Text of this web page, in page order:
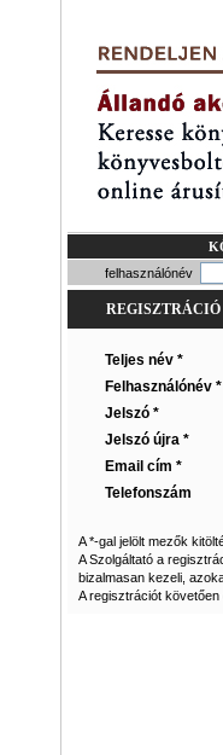
felhasználónév
REGISZTRÁCIÓ
Teljes név *
Felhasználónév *
Jelszó *
Jelszó újra *
Email cím *
Telefonszám
A *-gal jelölt mezők
A Szolgáltató a
bizalmasan kezeli,
A regisztrációt